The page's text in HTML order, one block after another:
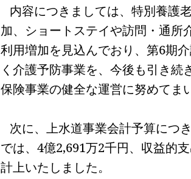
内容につきましては、特別養護
加、ショートステイや訪問・通所
利用増加を見込んでおり、第6期
く介護予防事業を、今後も引き続
保険事業の健全な運営に努めてま
次に、上水道事業会計予算につ
では、4億2,691万2千円、収益的
計上いたしました。